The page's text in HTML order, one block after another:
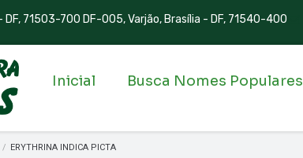
DF, 71503-700 DF-005, Varjão, Brasília - DF, 71540-400
Inicial Busca Nomes Populares
/ ERYTHRINA INDICA PICTA